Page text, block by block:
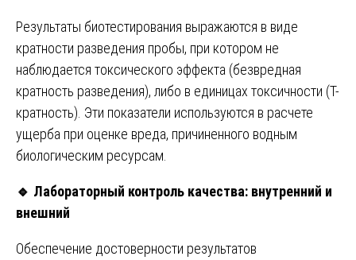
Результаты биотестирования выражаются в виде
кратности разведения пробы, при котором не
наблюдается токсического эффекта (безвредная
кратность разведения), либо в единицах токсичности (Т-
кратность). Эти показатели используются в расчете
ущерба при оценке вреда, причиненного водным
биологическим ресурсам.
🔹 Лабораторный контроль качества: внутренний и
внешний
Обеспечение достоверности результатов